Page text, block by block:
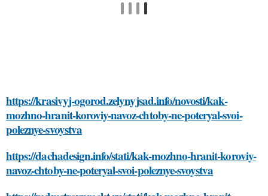
https://krasivyj-ogorod.zelynyjsad.info/novosti/kak-
mozhno-hranit-koroviy-navoz-chtoby-ne-poteryal-svoi-
poleznye-svoystva
https://dachadesign.info/stati/kak-mozhno-hranit-koroviy-
navoz-chtoby-ne-poteryal-svoi-poleznye-svoystva